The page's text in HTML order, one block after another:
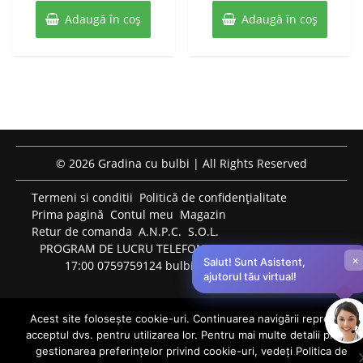
25 lei.
buc
Adaugă în coș
25 lei.
Adaugă în coș
© 2026 Gradina cu bulbi | All Rights Reserved
Termeni si conditii Politică de confidențialitate
Prima pagină Contul meu Magazin
Retur de comanda A.N.P.C. S.O.L.
PROGRAM DE LUCRU TELEFONIC: LUNI-VINERI: 09:00-
17:00 0759759124 bulbiflori.ro@gmail.com
Salut! Sunt Asistent,
ajutorul tău virtual!
×
0
Acest site folosește cookie-uri. Continuarea navigării reprezintă
acceptul dvs. pentru utilizarea lor. Pentru mai multe detalii privind
gestionarea preferințelor privind cookie-uri, vedeți Politica de